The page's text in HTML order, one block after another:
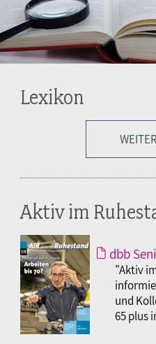
Lexikon
WEITER
Aktiv im
dbb
"Aktiv
und
65 plus